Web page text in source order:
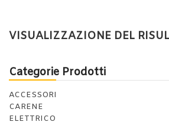
Categorie Prodotti
ACCESSORI
CARENE
ELETTRICO
VISUALIZZAZIONE DEL